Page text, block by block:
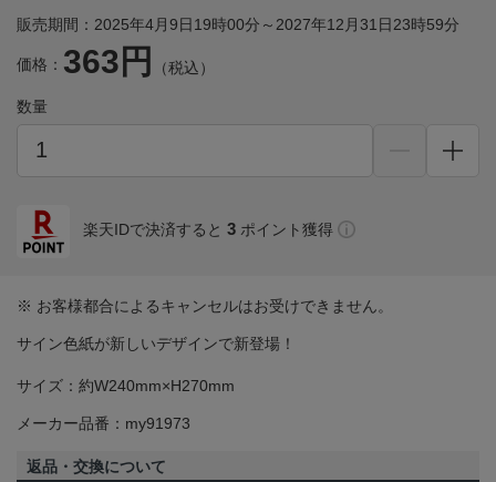
販売期間：2025年4月9日19時00分～2027年12月31日23時59分
価格： 363円 （税込）
数量
楽天IDで決済すると 3 ポイント獲得
※ お客様都合によるキャンセルはお受けできません。
サイン色紙が新しいデザインで新登場！
サイズ：約W240mm×H270mm
メーカー品番：my91973
返品・交換について